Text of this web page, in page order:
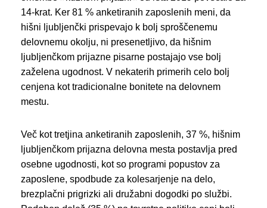
14-krat. Ker 81 % anketiranih zaposlenih meni, da
hišni ljubljenčki prispevajo k bolj sproščenemu
delovnemu okolju, ni presenetljivo, da hišnim
ljubljenčkom prijazne pisarne postajajo vse bolj
zaželena ugodnost. V nekaterih primerih celo bolj
cenjena kot tradicionalne bonitete na delovnem
mestu.
Več kot tretjina anketiranih zaposlenih, 37 %, hišnim
ljubljenčkom prijazna delovna mesta postavlja pred
osebne ugodnosti, kot so programi popustov za
zaposlene, spodbude za kolesarjenje na delo,
brezplačni prigrizki ali družabni dogodki po službi.